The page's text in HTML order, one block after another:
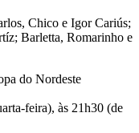
Chico e Igor Cariús;
Barletta, Romarinho e
do Nordeste
feira), às 21h30 (de